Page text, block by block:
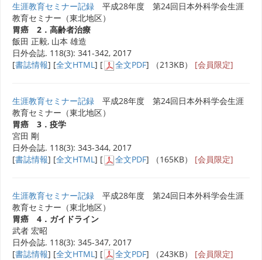
生涯教育セミナー記録 平成28年度 第24回日本外科学会生涯
教育セミナー（東北地区）
胃癌 2．高齢者治療
飯田 正毅, 山本 雄造
日外会誌. 118(3): 341-342, 2017
[書誌情報] [全文HTML] [ 全文PDF] （213KB） [会員限定]
生涯教育セミナー記録 平成28年度 第24回日本外科学会生涯
教育セミナー（東北地区）
胃癌 3．疫学
宮田 剛
日外会誌. 118(3): 343-344, 2017
[書誌情報] [全文HTML ] [ 全文PDF] （165KB） [会員限定]
生涯教育セミナー記録 平成28年度 第24回日本外科学会生涯
教育セミナー（東北地区）
胃癌 4．ガイドライン
武者 宏昭
日外会誌. 118(3): 345-347, 2017
[書誌情報] [全文HTML ] [ 全文PDF] （243KB） [会員限定]